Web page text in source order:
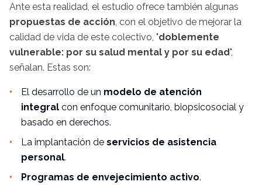
Ante esta realidad, el estudio ofrece también algunas
propuestas de acción , con el objetivo de mejorar la
calidad de vida de este colectivo, "doblemente
vulnerable: por su salud mental y por su edad",
señalan. Estas son:
El desarrollo de un modelo de atención
integral con enfoque comunitario, biopsicosocial y
basado en derechos.
La implantación de servicios de asistencia
personal.
Programas de envejecimiento activo.